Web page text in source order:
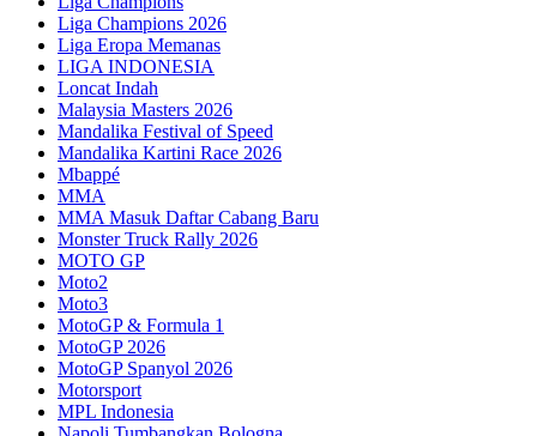
Liga Champions 2026
Liga Eropa Memanas
LIGA INDONESIA
Loncat Indah
Malaysia Masters 2026
Mandalika Festival of Speed
Mandalika Kartini Race 2026
Mbappé
MMA
MMA Masuk Daftar Cabang Baru
Monster Truck Rally 2026
MOTO GP
Moto2
Moto3
MotoGP & Formula 1
MotoGP 2026
MotoGP Spanyol 2026
Motorsport
MPL Indonesia